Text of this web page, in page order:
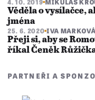
4. 10. 2019 MIKULÁŠ
Věděla o vysílačce,
jména
25. 6. 2020 IVA
Přeji si, aby se
říkal Čeněk
PARTNEŘI A